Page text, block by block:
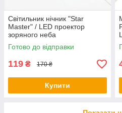
Світильник нічник "Star
Master" / LED проектор
зоряного неба
Готово до відправки
119 ₴ 170 ₴
Купити